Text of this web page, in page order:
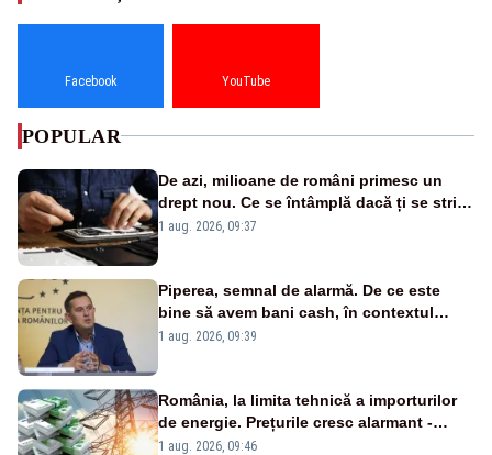
Facebook YouTube
POPULAR
De azi, milioane de români primesc un
drept nou. Ce se întâmplă dacă ți se strică
un produs
1 aug. 2026, 09:37
Piperea, semnal de alarmă. De ce este
bine să avem bani cash, în contextul
alertei energetice?
1 aug. 2026, 09:39
România, la limita tehnică a importurilor
de energie. Prețurile cresc alarmant -
Analiză Realitatea Plus
1 aug. 2026, 09:46